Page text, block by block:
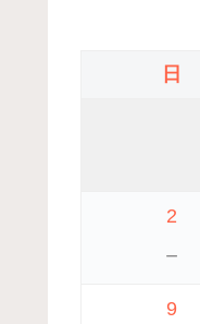
日
2
－
9